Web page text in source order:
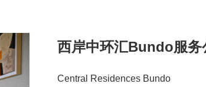
西岸中环汇Bundo服务
Central Residences Bundo